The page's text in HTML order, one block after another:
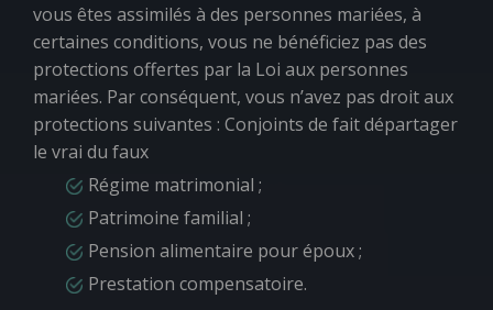
vous êtes assimilés à des personnes mariées, à
certaines conditions, vous ne bénéficiez pas des
protections offertes par la Loi aux personnes
mariées. Par conséquent, vous n’avez pas droit aux
protections suivantes : Conjoints de fait départager
le vrai du faux
Régime matrimonial ;
Patrimoine familial ;
Pension alimentaire pour époux ;
Prestation compensatoire.